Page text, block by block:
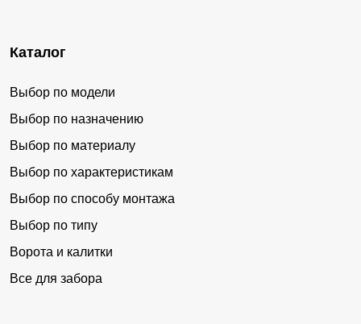
Каталог
Выбор по модели
Выбор по назначению
Выбор по материалу
Выбор по характеристикам
Выбор по способу монтажа
Выбор по типу
Ворота и калитки
Все для забора